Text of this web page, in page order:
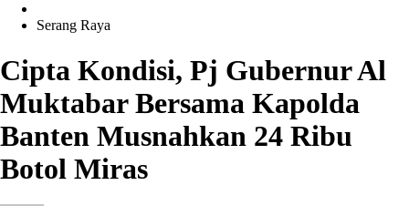
Serang Raya
Cipta Kondisi, Pj Gubernur Al
Muktabar Bersama Kapolda
Banten Musnahkan 24 Ribu
Botol Miras